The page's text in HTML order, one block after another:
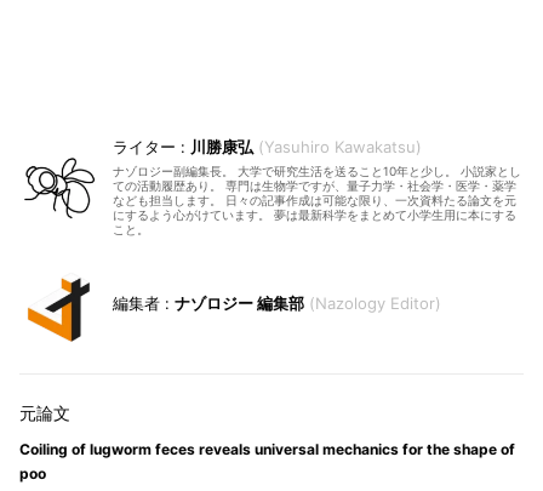
川勝康弘 Yasuhiro Kawakatsu
ナゾロジー副編集長。 大学で研究生活を送ること10年と少し。 小説家とし
ての活動履歴あり。 専門は生物学ですが、量子力学・社会学・医学・薬学
なども担当します。 日々の記事作成は可能な限り、一次資料たる論文を元
にするよう心がけています。 夢は最新科学をまとめて小学生用に本にする
こと。
ナゾロジー 編集部 Nazology Editor
Coiling of lugworm feces reveals universal mechanics for the shape of
poo